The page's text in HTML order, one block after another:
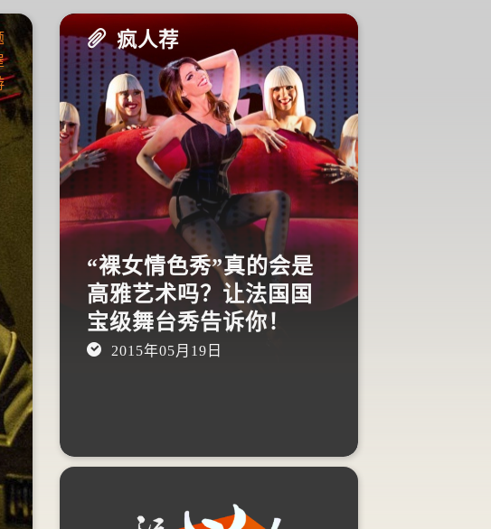
疯人荐
“裸女情色秀”真的会是
高雅艺术吗？让法国国
宝级舞台秀告诉你！
2015年05月19日